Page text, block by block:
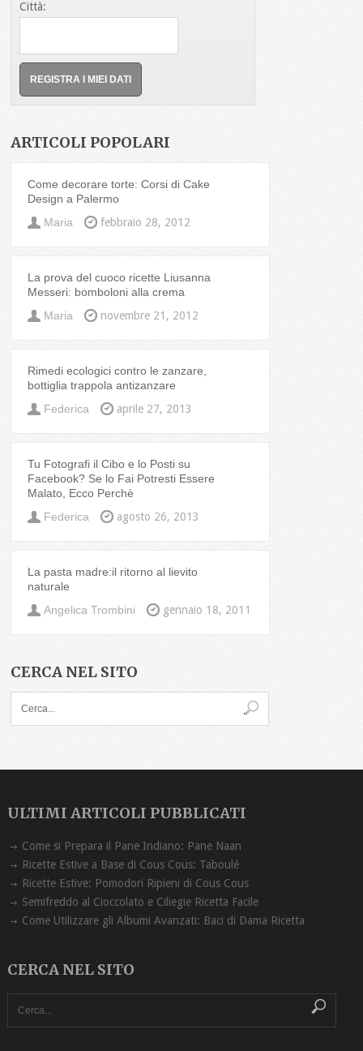
Città:
ARTICOLI POPOLARI
Come decorare torte: Corsi di Cake
Design a Palermo
Maria
febbraio 28, 2012
La prova del cuoco ricette Liusanna
Messeri: bomboloni alla crema
Maria
novembre 21, 2012
Rimedi ecologici contro le zanzare,
bottiglia trappola antizanzare
Federica
aprile 27, 2013
Tu Fotografi il Cibo e lo Posti su
Facebook? Se lo Fai Potresti Essere
Malato, Ecco Perchè
Federica
agosto 26, 2013
La pasta madre:il ritorno al lievito
naturale
Angelica Trombini
gennaio 18, 2011
CERCA NEL SITO
ULTIMI ARTICOLI PUBBLICATI
Come si Prepara il Pane Indiano: Pane Naan
Ricette Estive a Base di Cous Cous: Taboulé
Ricette Estive: Pomodori Ripieni di Cous Cous
Semifreddo al Cioccolato e Ciliegie Ricetta Facile
Come Utilizzare gli Albumi Avanzati: Baci di Dama Ricetta
CERCA NEL SITO